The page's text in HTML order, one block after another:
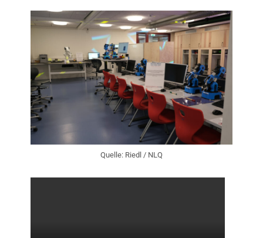
Quelle: Riedl / NLQ